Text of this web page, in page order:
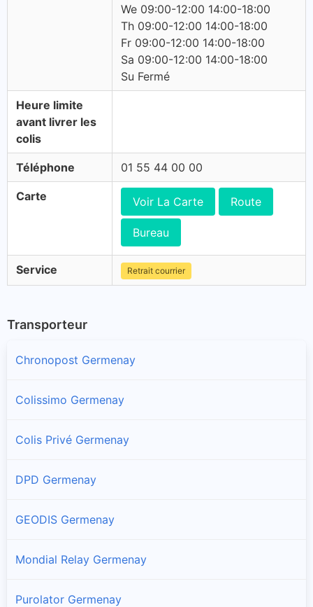
We 09:00-12:00 14:00-18:00
Th 09:00-12:00 14:00-18:00
Fr 09:00-12:00 14:00-18:00
Sa 09:00-12:00 14:00-18:00
Su Fermé
Heure limite
avant livrer les
colis
Téléphone 01 55 44 00 00
Carte Voir La Carte Route
Bureau
Service Retrait courrier
Transporteur
Chronopost Germenay
Colissimo Germenay
Colis Privé Germenay
DPD Germenay
GEODIS Germenay
Mondial Relay Germenay
Purolator Germenay